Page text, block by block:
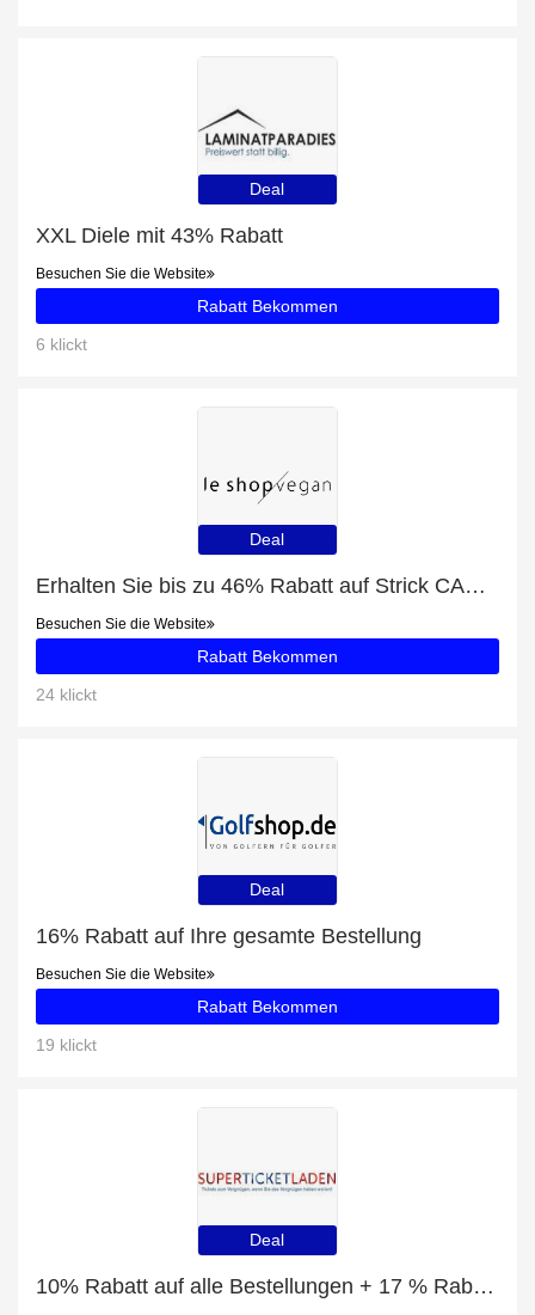
Deal
XXL Diele mit 43% Rabatt
Besuchen Sie die Website
Rabatt Bekommen
6 klickt
Deal
Erhalten Sie bis zu 46% Rabatt auf Strick CARDIGAN | offwhite und 74 beliebte Artikel
Besuchen Sie die Website
Rabatt Bekommen
24 klickt
Deal
16% Rabatt auf Ihre gesamte Bestellung
Besuchen Sie die Website
Rabatt Bekommen
19 klickt
Deal
10% Rabatt auf alle Bestellungen + 17 % Rabatt auf Some Like It Hot tickets